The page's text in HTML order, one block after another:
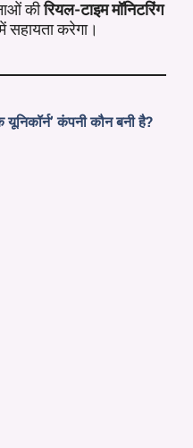
कीरियल-टाइम मॉनिटरिंग
सहायता करेगा।
कंपनी कौन बनी है?